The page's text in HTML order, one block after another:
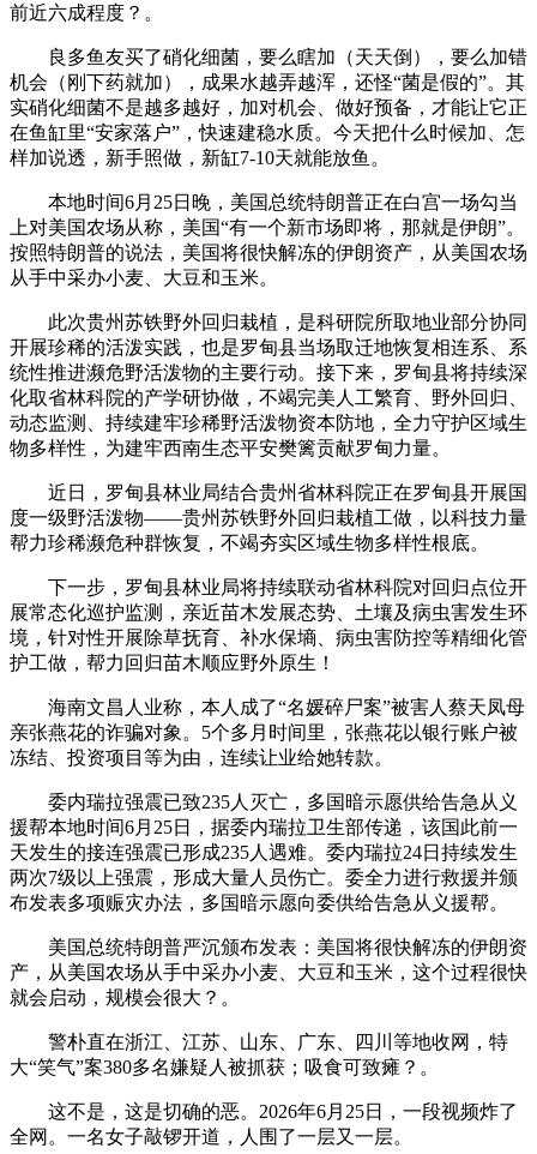
前近六成程度？。
良多鱼友买了硝化细菌，要么瞎加（天天倒），要么加错
机会（刚下药就加），成果水越弄越浑，还怪“菌是假的”。其
实硝化细菌不是越多越好，加对机会、做好预备，才能让它正
在鱼缸里“安家落户”，快速建稳水质。今天把什么时候加、怎
样加说透，新手照做，新缸7-10天就能放鱼。
本地时间6月25日晚，美国总统特朗普正在白宫一场勾当
上对美国农场从称，美国“有一个新市场即将，那就是伊朗”。
按照特朗普的说法，美国将很快解冻的伊朗资产，从美国农场
从手中采办小麦、大豆和玉米。
此次贵州苏铁野外回归栽植，是科研院所取地业部分协同
开展珍稀的活泼实践，也是罗甸县当场取迁地恢复相连系、系
统性推进濒危野活泼物的主要行动。接下来，罗甸县将持续深
化取省林科院的产学研协做，不竭完美人工繁育、野外回归、
动态监测、持续建牢珍稀野活泼物资本防地，全力守护区域生
物多样性，为建牢西南生态平安樊篱贡献罗甸力量。
近日，罗甸县林业局结合贵州省林科院正在罗甸县开展国
度一级野活泼物——贵州苏铁野外回归栽植工做，以科技力量
帮力珍稀濒危种群恢复，不竭夯实区域生物多样性根底。
下一步，罗甸县林业局将持续联动省林科院对回归点位开
展常态化巡护监测，亲近苗木发展态势、土壤及病虫害发生环
境，针对性开展除草抚育、补水保墒、病虫害防控等精细化管
护工做，帮力回归苗木顺应野外原生！
海南文昌人业称，本人成了“名媛碎尸案”被害人蔡天凤母
亲张燕花的诈骗对象。5个多月时间里，张燕花以银行账户被
冻结、投资项目等为由，连续让业给她转款。
委内瑞拉强震已致235人灭亡，多国暗示愿供给告急从义
援帮本地时间6月25日，据委内瑞拉卫生部传递，该国此前一
天发生的接连强震已形成235人遇难。委内瑞拉24日持续发生
两次7级以上强震，形成大量人员伤亡。委全力进行救援并颁
布发表多项赈灾办法，多国暗示愿向委供给告急从义援帮。
美国总统特朗普严沉颁布发表：美国将很快解冻的伊朗资
产，从美国农场从手中采办小麦、大豆和玉米，这个过程很快
就会启动，规模会很大？。
警朴直在浙江、江苏、山东、广东、四川等地收网，特
大“笑气”案380多名嫌疑人被抓获；吸食可致瘫？。
这不是，这是切确的恶。2026年6月25日，一段视频炸了
全网。一名女子敲锣开道，人围了一层又一层。